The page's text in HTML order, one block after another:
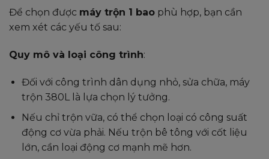
Để chọn được máy trộn 1 bao phù hợp, bạn cần
xem xét các yếu tố sau:
Quy mô và loại công trình:
Đối với công trình dân dụng nhỏ, sửa chữa, máy
trộn 380L là lựa chọn lý tưởng.
Nếu chỉ trộn vữa, có thể chọn loại có công suất
động cơ vừa phải. Nếu trộn bê tông với cốt liệu
lớn, cần loại động cơ mạnh mẽ hơn.